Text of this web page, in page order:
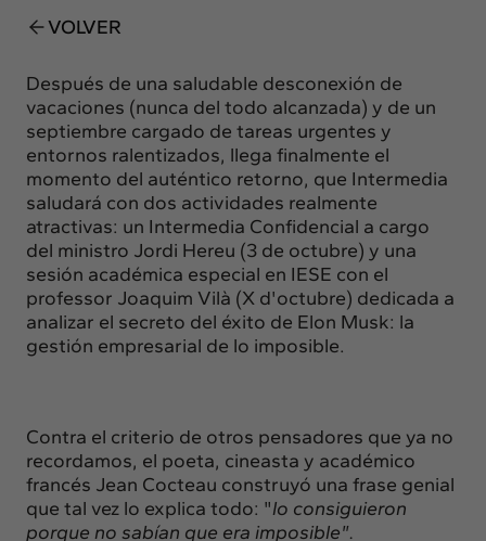
VOLVER
Después de una saludable desconexión de
vacaciones (nunca del todo alcanzada) y de un
septiembre cargado de tareas urgentes y
entornos ralentizados, llega finalmente el
momento del auténtico retorno, que Intermedia
saludará con dos actividades realmente
atractivas: un Intermedia Confidencial a cargo
del ministro Jordi Hereu (3 de octubre) y una
sesión académica especial en IESE con el
professor Joaquim Vilà (X d'octubre) dedicada a
analizar el secreto del éxito de Elon Musk: la
gestión empresarial de lo imposible.
Contra el criterio de otros pensadores que ya no
recordamos, el poeta, cineasta y académico
francés Jean Cocteau construyó una frase genial
que tal vez lo explica todo: "lo consiguieron
porque no sabían que era imposible".